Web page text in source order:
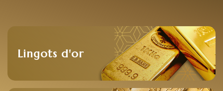
Lingots d'or